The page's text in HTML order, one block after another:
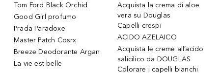
Tom Ford Black Orchid
Good Girl profumo
Prada Paradoxe
Master Patch Cosrx
Breeze Deodorante Argan
La vie est belle
Acquista la crema di aloe
vera su Douglas
Capelli crespi
ACIDO AZELAICO
Acquista le creme all’acido
salicilico da DOUGLAS
Colorare i capelli bianchi